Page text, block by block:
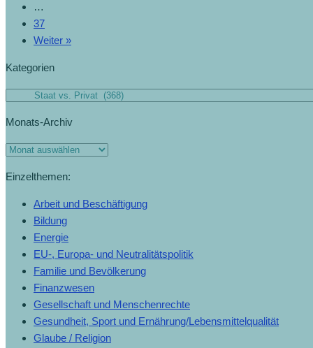
…
37
Weiter »
Kategorien
Monats-Archiv
Einzelthemen:
Arbeit und Beschäftigung
Bildung
Energie
EU-, Europa- und Neutralitätspolitik
Familie und Bevölkerung
Finanzwesen
Gesellschaft und Menschenrechte
Gesundheit, Sport und Ernährung/Lebensmittelqualität
Glaube / Religion